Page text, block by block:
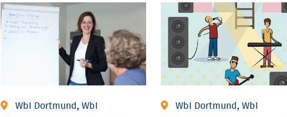
WbI Dortmund, WbI
WbI Dortmund, WbI